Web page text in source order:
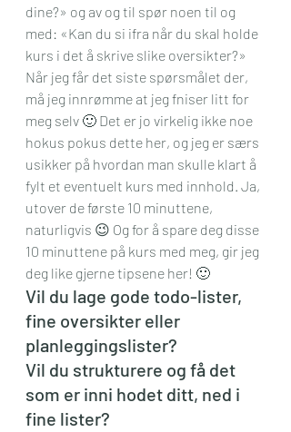
dine?» og av og til spør noen til og
med: «Kan du si ifra når du skal holde
kurs i det å skrive slike oversikter?»
Når jeg får det siste spørsmålet der,
må jeg innrømme at jeg fniser litt for
meg selv 🙂 Det er jo virkelig ikke noe
hokus pokus dette her, og jeg er særs
usikker på hvordan man skulle klart å
fylt et eventuelt kurs med innhold. Ja,
utover de første 10 minuttene,
naturligvis 😉 Og for å spare deg disse
10 minuttene på kurs med meg, gir jeg
deg like gjerne tipsene her! 🙂
Vil du lage gode todo-lister,
fine oversikter eller
planleggingslister?
Vil du strukturere og få det
som er inni hodet ditt, ned i
fine lister?